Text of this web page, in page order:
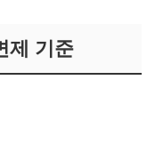
제 기준